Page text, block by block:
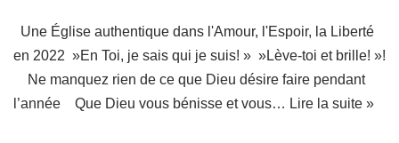
Une Église authentique dans l'Amour, l'Espoir, la Liberté
en 2022 »En Toi, je sais qui je suis! » »Lève-toi et brille! »!
Ne manquez rien de ce que Dieu désire faire pendant
l’année Que Dieu vous bénisse et vous… Lire la suite »